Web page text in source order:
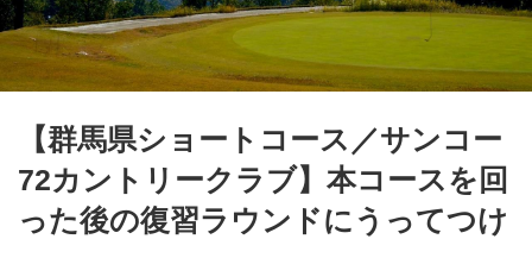
【群馬県ショートコース／サンコー
72カントリークラブ】本コースを回
った後の復習ラウンドにうってつけ